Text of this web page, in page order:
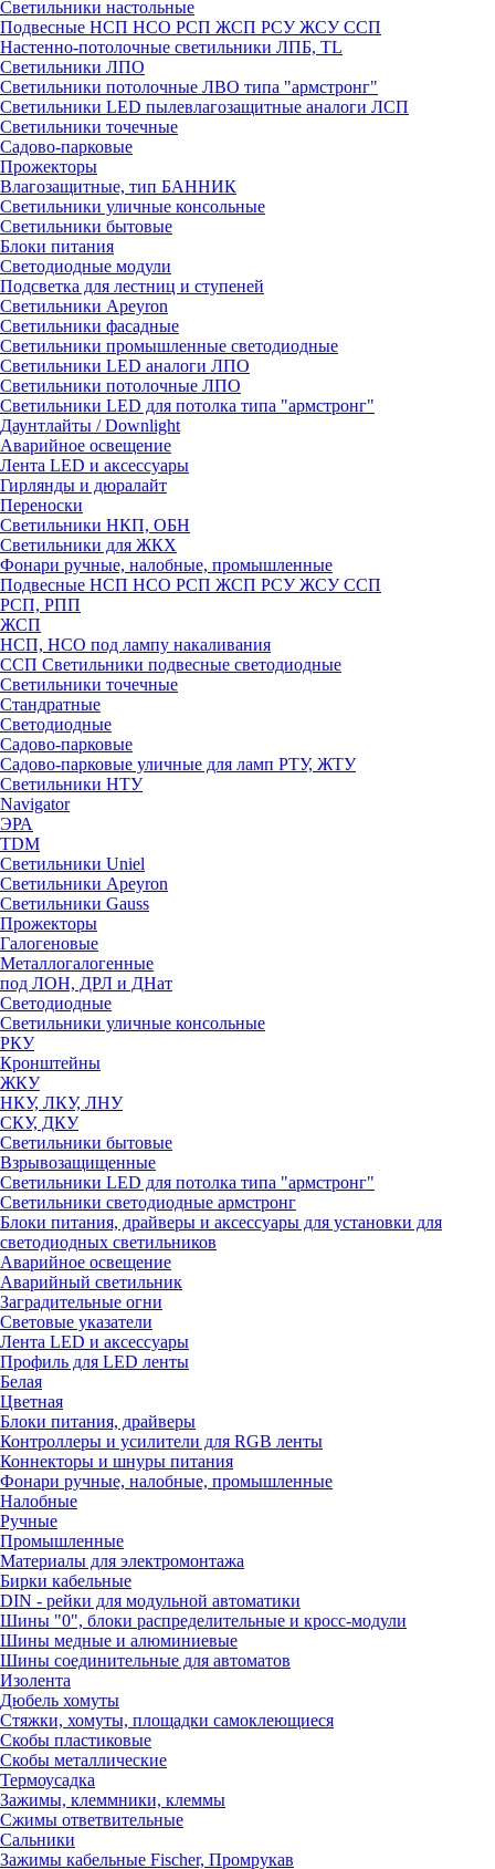
Светильники настольные
Подвесные НСП НСО РСП ЖСП РСУ ЖСУ ССП
Настенно-потолочные светильники ЛПБ, TL
Светильники ЛПО
Светильники потолочные ЛВО типа "армстронг"
Светильники LED пылевлагозащитные аналоги ЛСП
Светильники точечные
Садово-парковые
Прожекторы
Влагозащитные, тип БАННИК
Светильники уличные консольные
Светильники бытовые
Блоки питания
Светодиодные модули
Подсветка для лестниц и ступеней
Светильники Apeyron
Светильники фасадные
Светильники промышленные светодиодные
Светильники LED аналоги ЛПО
Светильники потолочные ЛПО
Светильники LED для потолка типа "армстронг"
Даунтлайты / Downlight
Аварийное освещение
Лента LED и аксессуары
Гирлянды и дюралайт
Переноски
Светильники НКП, ОБН
Светильники для ЖКХ
Фонари ручные, налобные, промышленные
Подвесные НСП НСО РСП ЖСП РСУ ЖСУ ССП
РСП, РПП
ЖСП
НСП, НСО под лампу накаливания
ССП Светильники подвесные светодиодные
Светильники точечные
Стандратные
Светодиодные
Садово-парковые
Садово-парковые уличные для ламп РТУ, ЖТУ
Светильники НТУ
Navigator
ЭРА
TDM
Светильники Uniel
Светильники Apeyron
Светильники Gauss
Прожекторы
Галогеновые
Металлогалогенные
под ЛОН, ДРЛ и ДНат
Светодиодные
Светильники уличные консольные
РКУ
Кронштейны
ЖКУ
НКУ, ЛКУ, ЛНУ
СКУ, ДКУ
Светильники бытовые
Взрывозащищенные
Светильники LED для потолка типа "армстронг"
Светильники светодиодные армстронг
Блоки питания, драйверы и аксессуары для установки для
светодиодных светильников
Аварийное освещение
Аварийный светильник
Заградительные огни
Световые указатели
Лента LED и аксессуары
Профиль для LED ленты
Белая
Цветная
Блоки питания, драйверы
Контроллеры и усилители для RGB ленты
Коннекторы и шнуры питания
Фонари ручные, налобные, промышленные
Налобные
Ручные
Промышленные
Материалы для электромонтажа
Бирки кабельные
DIN - рейки для модульной автоматики
Шины "0", блоки распределительные и кросс-модули
Шины медные и алюминиевые
Шины соединительные для автоматов
Изолента
Дюбель хомуты
Стяжки, хомуты, площадки самоклеющиеся
Скобы пластиковые
Скобы металлические
Термоусадка
Зажимы, клеммники, клеммы
Сжимы ответвительные
Сальники
Зажимы кабельные Fischer, Промрукав